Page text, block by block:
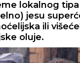
lokalnog
jesu
ili
oluje.